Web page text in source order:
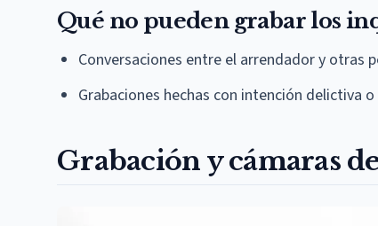
Qué no pueden grabar los
Conversaciones entre el arrendador y otras
Grabaciones hechas con intención delictiva
Grabación y cámaras